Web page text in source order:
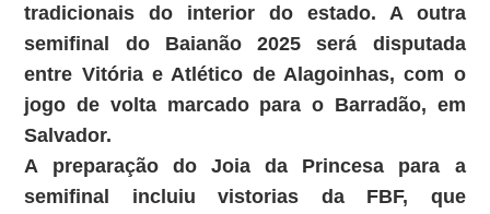
tradicionais do interior do estado. A outra
semifinal do Baianão 2025 será disputada
entre Vitória e Atlético de Alagoinhas, com o
jogo de volta marcado para o Barradão, em
Salvador.
A preparação do Joia da Princesa para a
semifinal incluiu vistorias da FBF, que